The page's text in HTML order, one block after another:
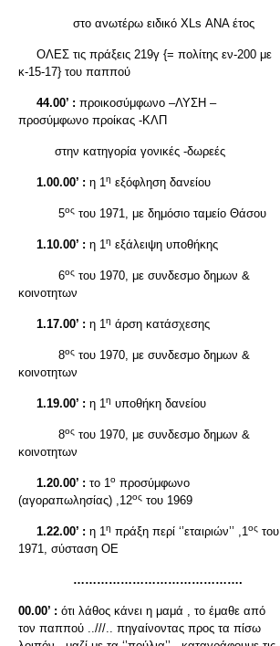
στο ανωτέρω ειδικό XLs ΑΝΑ έτος
ΟΛΕΣ τις πράξεις 219γ {= πολίτης εν-200 με
κ-15-17} του παππού
44.00’ : προικοσύμφωνο –ΛΥΣΗ –
προσύμφωνο προίκας -ΚΛΠ
στην κατηγορία γονικές -δωρεές
1.00.00’ : η 1η εξόφληση δανείου
5ος του 1971, με δημόσιο ταμείο Θάσου
1.10.00’ : η 1η εξάλειψη υποθήκης
6ος του 1970, με συνδεσμο δημων &
κοινοτητων
1.17.00’ : η 1η άρση κατάσχεσης
8ος του 1970, με συνδεσμο δημων &
κοινοτητων
1.19.00’ : η 1η υποθήκη δανείου
8ος του 1970, με συνδεσμο δημων &
κοινοτητων
1.20.00’ : το 1ο προσύμφωνο
(αγοραπωλησίας) ,12ος του 1969
1.22.00’ : η 1η πράξη περί ‘’εταιριών’’ ,1ος του
1971, σύσταση ΟΕ
…………………………………….
00.00’ : ότι λάθος κάνει η μαμά , το έμαθε από
τον παππού ..///.. πηγαίνοντας προς τα πίσω